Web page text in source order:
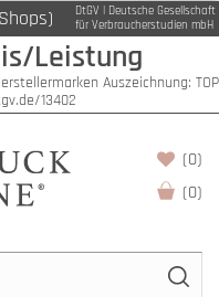
DtGV | Deutsche Gesellschaft
für Verbraucherstudien mbH
Leistung
Auszeichnung: TOP
13402
(0)
(0)